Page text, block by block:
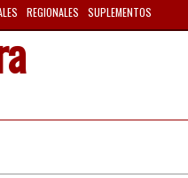
REGIONALES SUPLEMENTOS